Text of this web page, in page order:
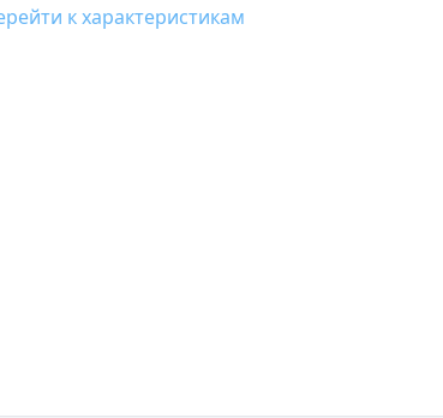
к характеристикам